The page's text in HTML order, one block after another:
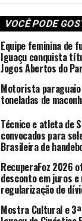
VOCÊ PODE
Equipe feminina de
Iguaçu conquista
Jogos Abertos do
Motorista
toneladas de
Técnico e atleta de
convocados para
Brasileira de
RecuperaFoz 2026
desconto em juros
regularização de
Mostra Cultural e